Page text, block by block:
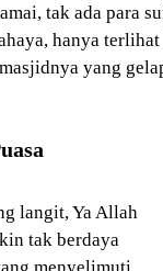
tak ada para
hanya
yang
langit, Ya Allah
tak berdaya